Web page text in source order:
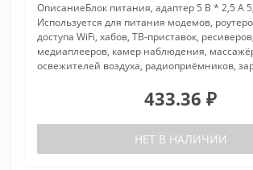
ОписаниеБлок питания, адаптер 5 В * 2,5 А
Используется для питания модемов,
доступа WiFi, хабов, ТВ-приставок, ресиверов,
медиаплееров, камер наблюдения,
освежителей воздуха, радиоприёмников,
433.36 ₽
НЕТ В НАЛИЧИИ